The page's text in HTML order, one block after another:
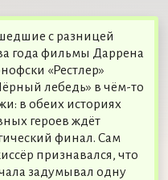
с разницей
года фильмы Даррена
«Рестлер»
лебедь» в чём-то
в обеих историях
героев ждёт
финал. Сам
признавался, что
задумывал одну